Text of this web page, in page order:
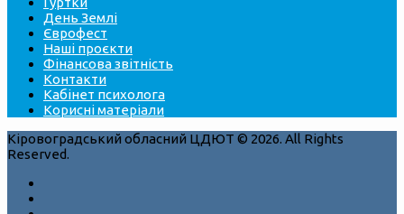
День Землі
Єврофест
Наші проєкти
Фінансова звітність
Контакти
Кабінет психолога
Корисні матеріали
Кіровоградський обласний ЦДЮТ © 2026. All Rights
Reserved.